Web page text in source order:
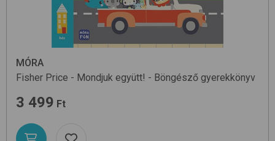
MÓRA
Fisher Price - Mondjuk együtt! - Böngésző gyerekkönyv
3 499 Ft